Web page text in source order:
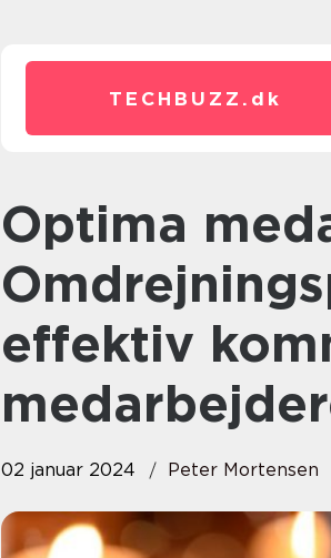
TECHBUZZ. dk
Optima medarbejder app –
effektiv
02 januar 2024 Peter Mortensen